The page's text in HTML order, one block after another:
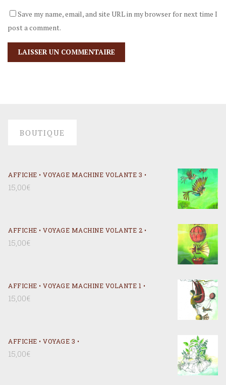
Save my name, email, and site URL in my browser for next time I
post a comment.
BOUTIQUE
AFFICHE • VOYAGE MACHINE VOLANTE 3 •
15,00€
AFFICHE • VOYAGE MACHINE VOLANTE 2 •
15,00€
AFFICHE • VOYAGE MACHINE VOLANTE 1 •
15,00€
AFFICHE • VOYAGE 3 •
15,00€